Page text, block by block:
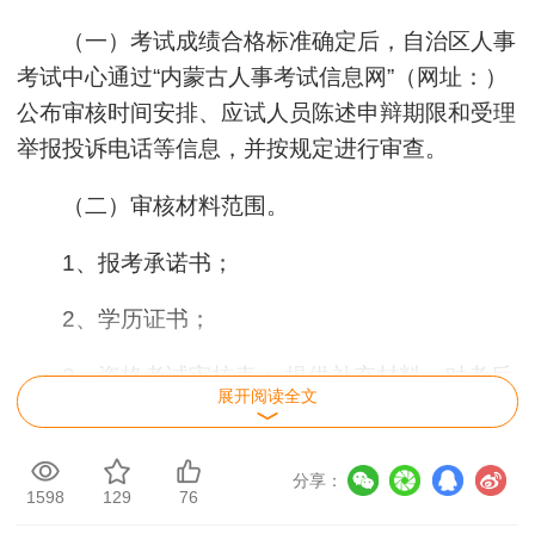
（一）考试成绩合格标准确定后，自治区人事
考试中心通过“内蒙古人事考试信息网”（网址： ）
公布审核时间安排、应试人员陈述申辩期限和受理
举报投诉电话等信息，并按规定进行审查。
（二）审核材料范围。
1、报考承诺书；
2、学历证书；
3、资格考试审核表； 提供补充材料。对考后
审核结果有疑问的应试人员，报名所在地人事考试
逾期未提交的视为放弃资格审核。
展开阅读全文
1598 129 76
分享：